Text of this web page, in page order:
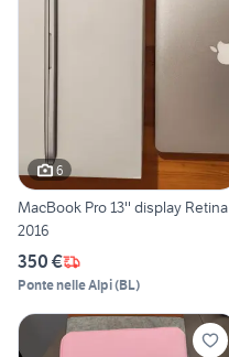
6
MacBook Pro 13'' display Retina
2016
350 €
Ponte nelle Alpi(BL)